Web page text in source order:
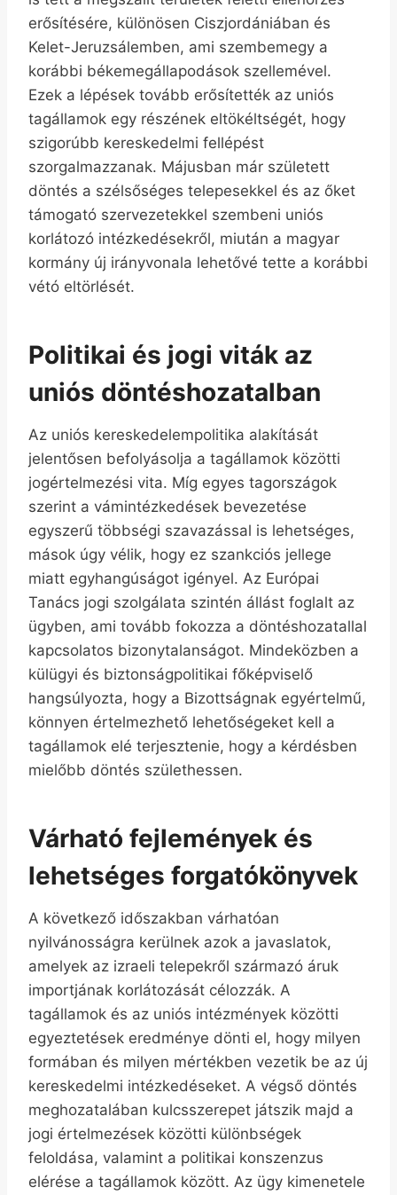
erősítésére, különösen Ciszjordániában és
Kelet-Jeruzsálemben, ami szembemegy a
korábbi békemegállapodások szellemével.
Ezek a lépések tovább erősítették az uniós
tagállamok egy részének eltökéltségét, hogy
szigorúbb kereskedelmi fellépést
szorgalmazzanak. Májusban már született
döntés a szélsőséges telepesekkel és az őket
támogató szervezetekkel szembeni uniós
korlátozó intézkedésekről, miután a magyar
kormány új irányvonala lehetővé tette a korábbi
vétó eltörlését.
Politikai és jogi viták az
uniós döntéshozatalban
Az uniós kereskedelempolitika alakítását
jelentősen befolyásolja a tagállamok közötti
jogértelmezési vita. Míg egyes tagországok
szerint a vámintézkedések bevezetése
egyszerű többségi szavazással is lehetséges,
mások úgy vélik, hogy ez szankciós jellege
miatt egyhangúságot igényel. Az Európai
Tanács jogi szolgálata szintén állást foglalt az
ügyben, ami tovább fokozza a döntéshozatallal
kapcsolatos bizonytalanságot. Mindeközben a
külügyi és biztonságpolitikai főképviselő
hangsúlyozta, hogy a Bizottságnak egyértelmű,
könnyen értelmezhető lehetőségeket kell a
tagállamok elé terjesztenie, hogy a kérdésben
mielőbb döntés születhessen.
Várható fejlemények és
lehetséges forgatókönyvek
A következő időszakban várhatóan
nyilvánosságra kerülnek azok a javaslatok,
amelyek az izraeli telepekről származó áruk
importjának korlátozását célozzák. A
tagállamok és az uniós intézmények közötti
egyeztetések eredménye dönti el, hogy milyen
formában és milyen mértékben vezetik be az új
kereskedelmi intézkedéseket. A végső döntés
meghozatalában kulcsszerepet játszik majd a
jogi értelmezések közötti különbségek
feloldása, valamint a politikai konszenzus
elérése a tagállamok között. Az ügy kimenetele